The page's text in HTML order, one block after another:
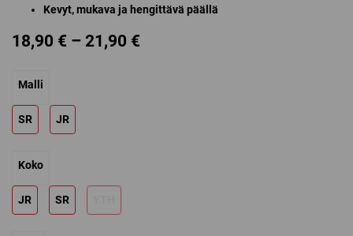
Kevyt, mukava ja hengittävä päällä
18,90 € – 21,90 €
Malli
SR JR
Koko
JR SR